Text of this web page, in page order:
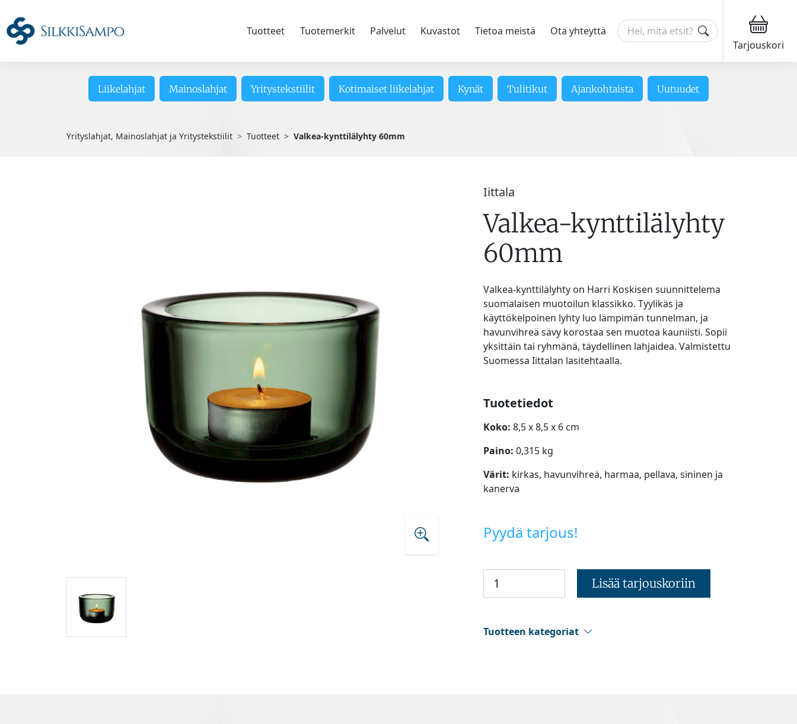
Tuotteet Tuotemerkit Palvelut Kuvastot Tietoa meistä
Ota yhteyttä
Tarjouskori
Liikelahjat Mainoslahjat Yritystekstiilit Kotimaiset liikelahjat Kynät Tulitikut Ajankohtaista Uutuudet
Yrityslahjat, Mainoslahjat ja Yritystekstiilit Tuotteet Valkea-kynttilälyhty 60mm
Iittala
Valkea-kynttilälyhty
60mm
Valkea-kynttilälyhty on Harri Koskisen suunnittelema
suomalaisen muotoilun klassikko. Tyylikäs ja
käyttökelpoinen lyhty luo lämpimän tunnelman, ja
havunvihreä sävy korostaa sen muotoa kauniisti. Sopii
yksittäin tai ryhmänä, täydellinen lahjaidea. Valmistettu
Suomessa Iittalan lasitehtaalla.
Tuotetiedot
Koko: 8,5 x 8,5 x 6 cm
Paino: 0,315 kg
Värit: kirkas, havunvihreä, harmaa, pellava, sininen ja
kanerva
Pyydä tarjous!
Lisää tarjouskoriin
Tuotteen kategoriat